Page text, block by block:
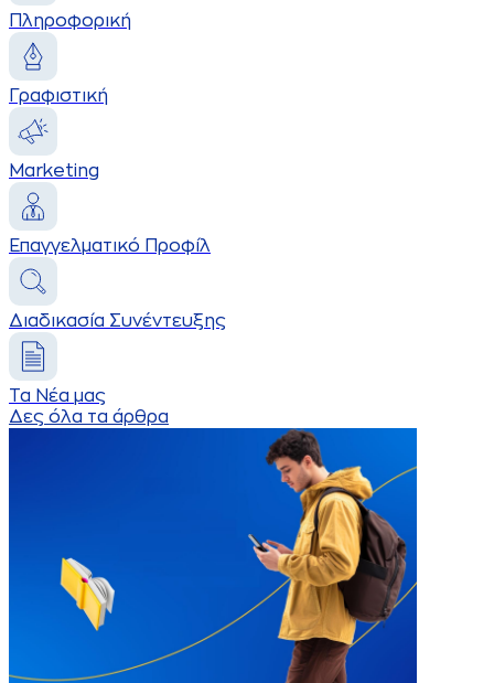
Πληροφορική
Γραφιστική
Marketing
Επαγγελματικό Προφίλ
Διαδικασία Συνέντευξης
Τα Νέα μας
Δες όλα τα άρθρα